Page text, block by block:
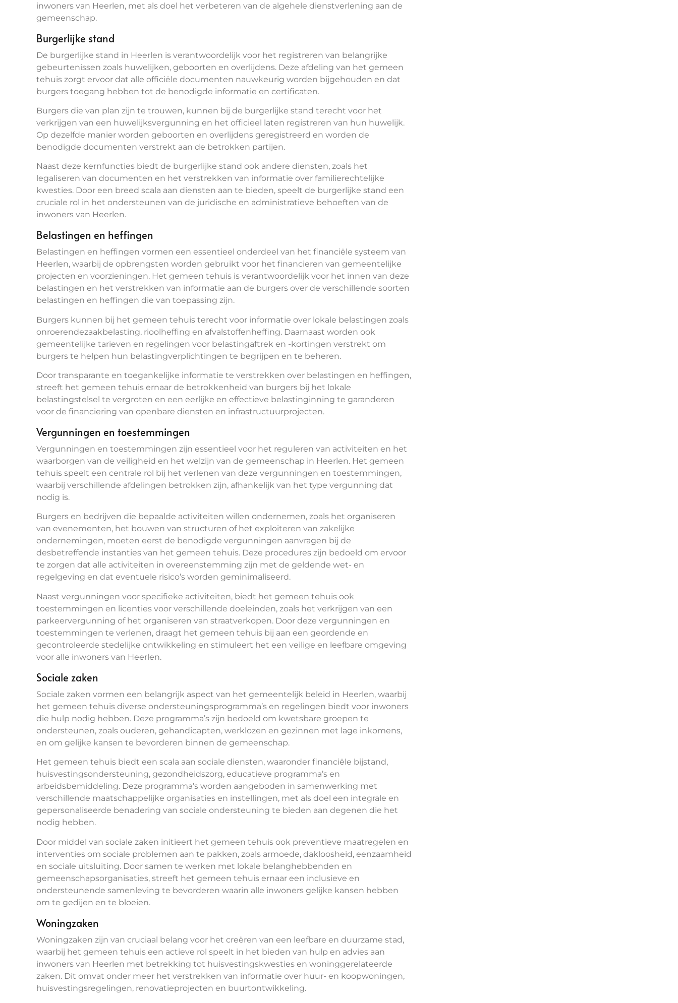
inwoners van Heerlen, met als doel het verbeteren van de algehele dienstverlening aan de
gemeenschap.
Burgerlijke stand
De burgerlijke stand in Heerlen is verantwoordelijk voor het registreren van belangrijke
gebeurtenissen zoals huwelijken, geboorten en overlijdens. Deze afdeling van het gemeen
tehuis zorgt ervoor dat alle officiële documenten nauwkeurig worden bijgehouden en dat
burgers toegang hebben tot de benodigde informatie en certificaten.
Burgers die van plan zijn te trouwen, kunnen bij de burgerlijke stand terecht voor het
verkrijgen van een huwelijksvergunning en het officieel laten registreren van hun huwelijk.
Op dezelfde manier worden geboorten en overlijdens geregistreerd en worden de
benodigde documenten verstrekt aan de betrokken partijen.
Naast deze kernfuncties biedt de burgerlijke stand ook andere diensten, zoals het
legaliseren van documenten en het verstrekken van informatie over familierechtelijke
kwesties. Door een breed scala aan diensten aan te bieden, speelt de burgerlijke stand een
cruciale rol in het ondersteunen van de juridische en administratieve behoeften van de
inwoners van Heerlen.
Belastingen en heffingen
Belastingen en heffingen vormen een essentieel onderdeel van het financiële systeem van
Heerlen, waarbij de opbrengsten worden gebruikt voor het financieren van gemeentelijke
projecten en voorzieningen. Het gemeen tehuis is verantwoordelijk voor het innen van deze
belastingen en het verstrekken van informatie aan de burgers over de verschillende soorten
belastingen en heffingen die van toepassing zijn.
Burgers kunnen bij het gemeen tehuis terecht voor informatie over lokale belastingen zoals
onroerendezaakbelasting, rioolheffing en afvalstoffenheffing. Daarnaast worden ook
gemeentelijke tarieven en regelingen voor belastingaftrek en -kortingen verstrekt om
burgers te helpen hun belastingverplichtingen te begrijpen en te beheren.
Door transparante en toegankelijke informatie te verstrekken over belastingen en heffingen,
streeft het gemeen tehuis ernaar de betrokkenheid van burgers bij het lokale
belastingstelsel te vergroten en een eerlijke en effectieve belastinginning te garanderen
voor de financiering van openbare diensten en infrastructuurprojecten.
Vergunningen en toestemmingen
Vergunningen en toestemmingen zijn essentieel voor het reguleren van activiteiten en het
waarborgen van de veiligheid en het welzijn van de gemeenschap in Heerlen. Het gemeen
tehuis speelt een centrale rol bij het verlenen van deze vergunningen en toestemmingen,
waarbij verschillende afdelingen betrokken zijn, afhankelijk van het type vergunning dat
nodig is.
Burgers en bedrijven die bepaalde activiteiten willen ondernemen, zoals het organiseren
van evenementen, het bouwen van structuren of het exploiteren van zakelijke
ondernemingen, moeten eerst de benodigde vergunningen aanvragen bij de
desbetreffende instanties van het gemeen tehuis. Deze procedures zijn bedoeld om ervoor
te zorgen dat alle activiteiten in overeenstemming zijn met de geldende wet- en
regelgeving en dat eventuele risico’s worden geminimaliseerd.
Naast vergunningen voor specifieke activiteiten, biedt het gemeen tehuis ook
toestemmingen en licenties voor verschillende doeleinden, zoals het verkrijgen van een
parkeervergunning of het organiseren van straatverkopen. Door deze vergunningen en
toestemmingen te verlenen, draagt het gemeen tehuis bij aan een geordende en
gecontroleerde stedelijke ontwikkeling en stimuleert het een veilige en leefbare omgeving
voor alle inwoners van Heerlen.
Sociale zaken
Sociale zaken vormen een belangrijk aspect van het gemeentelijk beleid in Heerlen, waarbij
het gemeen tehuis diverse ondersteuningsprogramma’s en regelingen biedt voor inwoners
die hulp nodig hebben. Deze programma’s zijn bedoeld om kwetsbare groepen te
ondersteunen, zoals ouderen, gehandicapten, werklozen en gezinnen met lage inkomens,
en om gelijke kansen te bevorderen binnen de gemeenschap.
Het gemeen tehuis biedt een scala aan sociale diensten, waaronder financiële bijstand,
huisvestingsondersteuning, gezondheidszorg, educatieve programma’s en
arbeidsbemiddeling. Deze programma’s worden aangeboden in samenwerking met
verschillende maatschappelijke organisaties en instellingen, met als doel een integrale en
gepersonaliseerde benadering van sociale ondersteuning te bieden aan degenen die het
nodig hebben.
Door middel van sociale zaken initieert het gemeen tehuis ook preventieve maatregelen en
interventies om sociale problemen aan te pakken, zoals armoede, dakloosheid, eenzaamheid
en sociale uitsluiting. Door samen te werken met lokale belanghebbenden en
gemeenschapsorganisaties, streeft het gemeen tehuis ernaar een inclusieve en
ondersteunende samenleving te bevorderen waarin alle inwoners gelijke kansen hebben
om te gedijen en te bloeien.
Woningzaken
Woningzaken zijn van cruciaal belang voor het creëren van een leefbare en duurzame stad,
waarbij het gemeen tehuis een actieve rol speelt in het bieden van hulp en advies aan
inwoners van Heerlen met betrekking tot huisvestingskwesties en woninggerelateerde
zaken. Dit omvat onder meer het verstrekken van informatie over huur- en koopwoningen,
huisvestingsregelingen, renovatieprojecten en buurtontwikkeling.